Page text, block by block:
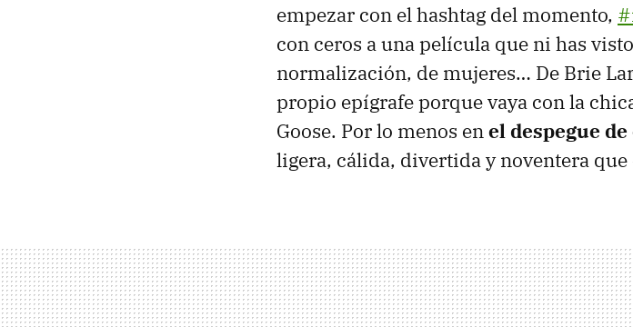
empezar con el hashtag del momento,
con ceros a una película que ni has
normalización, de mujeres… De Brie
propio epígrafe porque vaya con la
Goose. Por lo menos enel despegue
ligera, cálida, divertida y noventera que